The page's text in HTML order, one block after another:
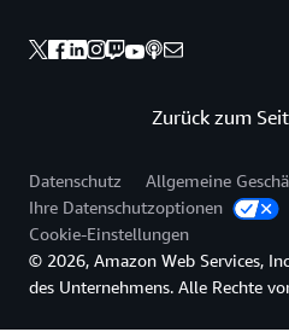
Zurück zum
Datenschutz
Allgemeine
Ihre Datenschutzoptionen
Cookie-Einstellungen
© 2026, Amazon Web Services,
des Unternehmens. Alle Rechte